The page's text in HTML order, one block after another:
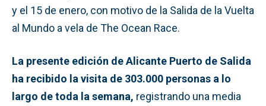
y el 15 de enero, con motivo de la Salida de la Vuelta
al Mundo a vela de The Ocean Race.
La presente edición de Alicante Puerto de Salida
ha recibido la visita de 303.000 personas a lo
largo de toda la semana, registrando una media